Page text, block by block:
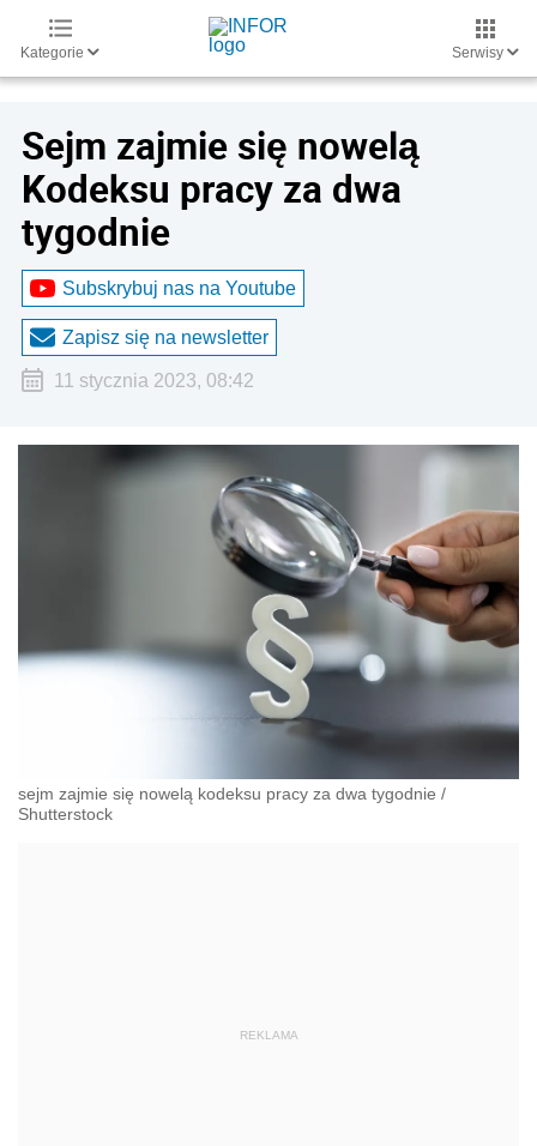
Kategorie Serwisy
Sejm zajmie się nowelą
Kodeksu pracy za dwa
tygodnie
Subskrybuj nas na Youtube
Zapisz się na newsletter
11 stycznia 2023, 08:42
sejm zajmie się nowelą kodeksu pracy za dwa tygodnie /
Shutterstock